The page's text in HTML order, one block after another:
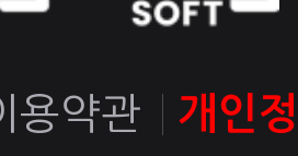
용약관 개인